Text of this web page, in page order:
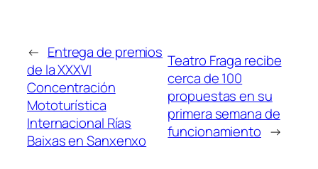
← Entrega de premios
de la XXXVI
Concentración
Mototurística
Internacional Rías
Baixas en Sanxenxo
Teatro Fraga recibe
cerca de 100
propuestas en su
primera semana de
funcionamiento →